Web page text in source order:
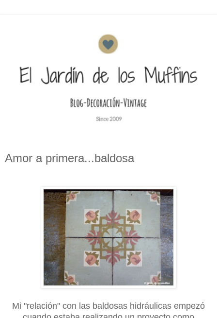
Amor a primera...baldosa
Mi "relación" con las baldosas hidráulicas empezó